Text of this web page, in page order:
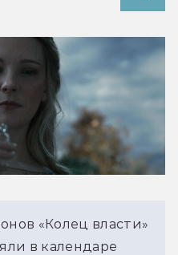
«Колец власти»
в календаре